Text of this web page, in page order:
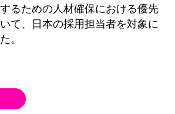
るための人材確保における優先
て、日本の採用担当者を対象に
。